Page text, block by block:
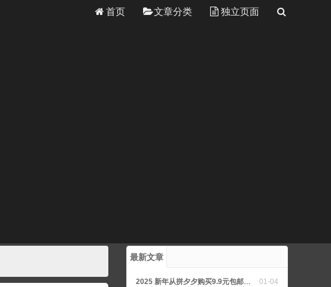
首页 文章分类 独立页面
最新文章
01-04
2025 新年从拼夕夕购买9.9元包邮的书籍二手正版书